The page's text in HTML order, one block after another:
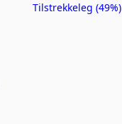
Metadatakvalitet
Tilstrekkeleg (49%)